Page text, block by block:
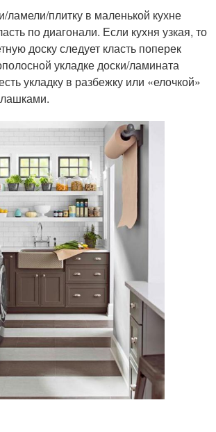
ламели/плитку в маленькой кухне
по диагонали. Если кухня узкая, то
доску следует класть поперек
укладке доски/ламината
укладку в разбежку или «елочкой»